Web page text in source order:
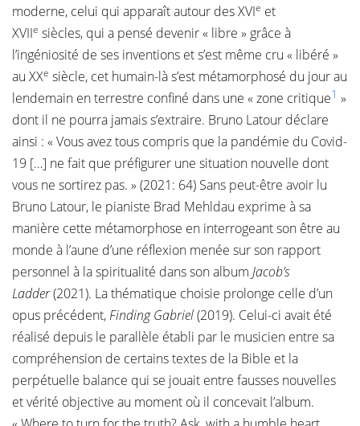
moderne, celui qui apparaît autour des XVIe et
XVIIe siècles, qui a pensé devenir « libre » grâce à
l’ingéniosité de ses inventions et s’est même cru « libéré »
au XXe siècle, cet humain-là s’est métamorphosé du jour au
lendemain en terrestre confiné dans une « zone critique1 »
dont il ne pourra jamais s’extraire. Bruno Latour déclare
ainsi : « Vous avez tous compris que la pandémie du Covid-
19 […] ne fait que préfigurer une situation nouvelle dont
vous ne sortirez pas. » (2021: 64) Sans peut-être avoir lu
Bruno Latour, le pianiste Brad Mehldau exprime à sa
manière cette métamorphose en interrogeant son être au
monde à l’aune d’une réflexion menée sur son rapport
personnel à la spiritualité dans son album Jacob’s
Ladder(2021). La thématique choisie prolonge celle d’un
opus précédent,Finding Gabriel(2019). Celui-ci avait été
réalisé depuis le parallèle établi par le musicien entre sa
compréhension de certains textes de la Bible et la
perpétuelle balance qui se jouait entre fausses nouvelles
et vérité objective au moment où il concevait l’album.